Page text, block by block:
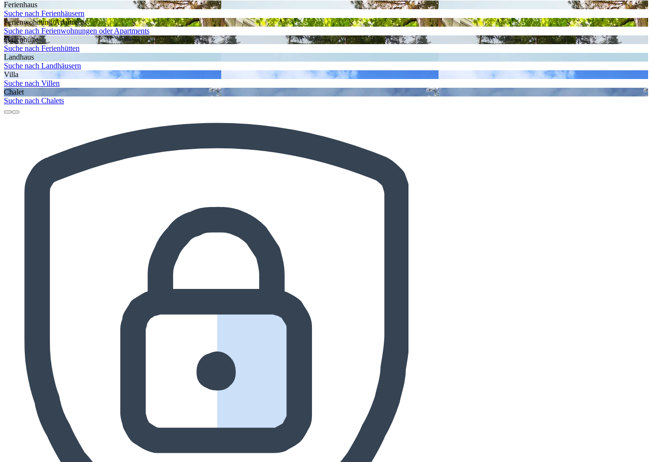
Ferienhaus
Suche nach Ferienhäusern
Ferienwohnung/Apartment
Suche nach Ferienwohnungen oder Apartments
Ferienhütte
Suche nach Ferienhütten
Landhaus
Suche nach Landhäusern
Villa
Suche nach Villen
Chalet
Suche nach Chalets